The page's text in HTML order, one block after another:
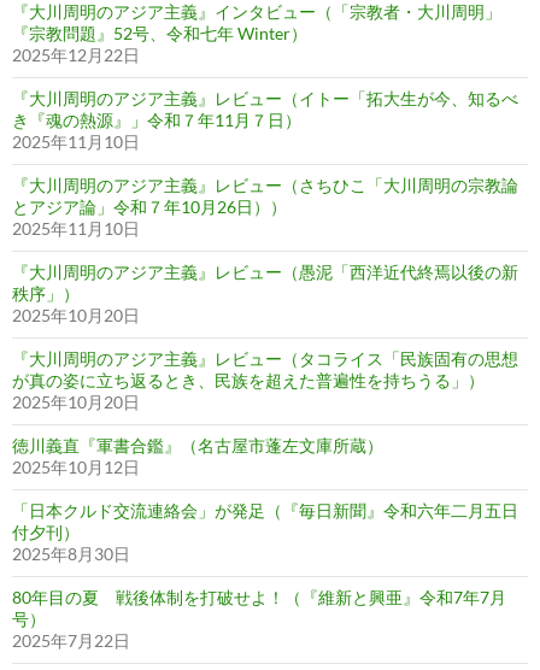
『大川周明のアジア主義』インタビュー（「宗教者・大川周明」
『宗教問題』52号、令和七年 Winter）
2025年12月22日
『大川周明のアジア主義』レビュー（イトー「拓大生が今、知るべ
き『魂の熱源』」令和７年11月７日）
2025年11月10日
『大川周明のアジア主義』レビュー（さちひこ「大川周明の宗教論
とアジア論」令和７年10月26日））
2025年11月10日
『大川周明のアジア主義』レビュー（愚泥「西洋近代終焉以後の新
秩序」）
2025年10月20日
『大川周明のアジア主義』レビュー（タコライス「民族固有の思想
が真の姿に立ち返るとき、民族を超えた普遍性を持ちうる」）
2025年10月20日
徳川義直『軍書合鑑』（名古屋市蓬左文庫所蔵）
2025年10月12日
「日本クルド交流連絡会」が発足（『毎日新聞』令和六年二月五日
付夕刊）
2025年8月30日
80年目の夏 戦後体制を打破せよ！（『維新と興亜』令和7年7月
号）
2025年7月22日